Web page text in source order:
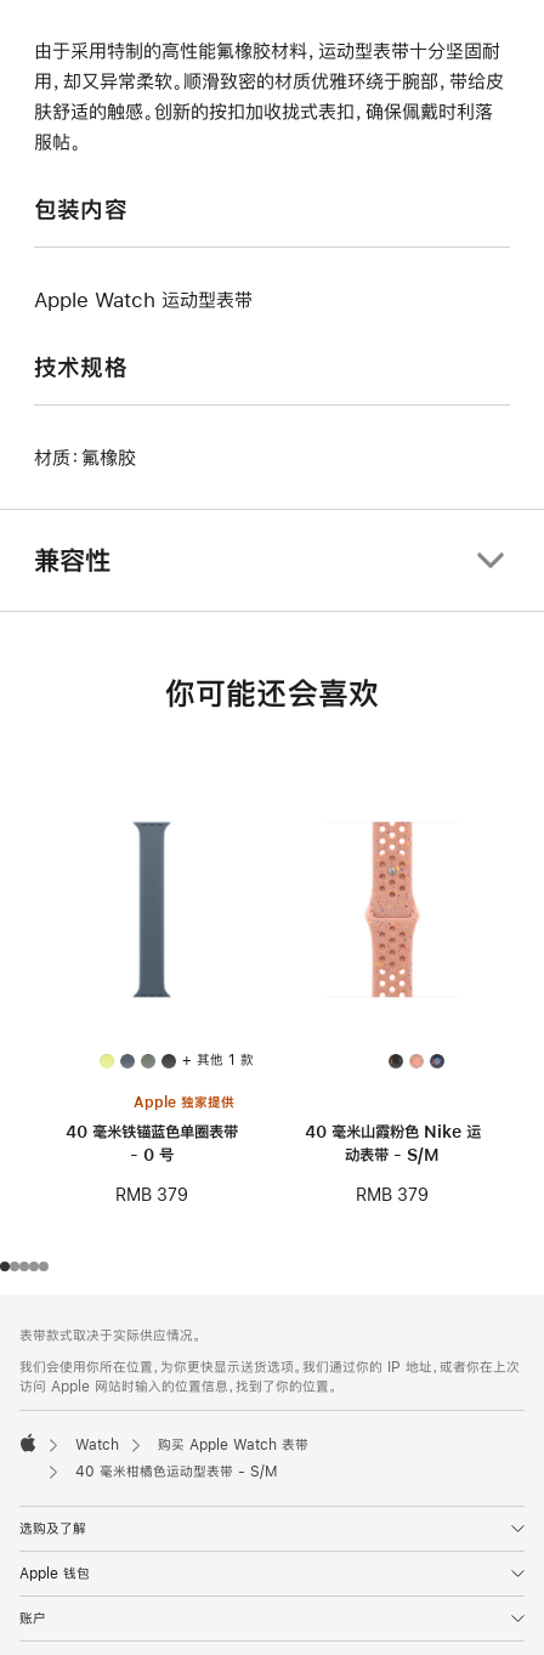
由于采用特制的高性能氟橡胶材料，运动型表带十分坚固耐
用，却又异常柔软。顺滑致密的材质优雅环绕于腕部，带给皮
肤舒适的触感。创新的按扣加收拢式表扣，确保佩戴时利落
服帖。
包装内容
Apple Watch 运动型表带
技术规格
材质：氟橡胶
兼容性
你可能还会喜欢
+ 其他 1 款
Apple 独家提供
40 毫米铁锚蓝色单圈表带
- 0 号
RMB 379
40 毫米山霞粉色 Nike 运
动表带 - S/M
RMB 379
页
页
脚
注
表带款式取决于实际供应情况。
我们会使用你所在位置，为你更快显示送货选项。我们通过你的 IP 地址，或者你在上次
访问 Apple 网站时输入的位置信息，找到了你的位置。
Apple
Watch
购买 Apple Watch 表带
40 毫米柑橘色运动型表带 - S/M
选购及了解
Apple 钱包
账户